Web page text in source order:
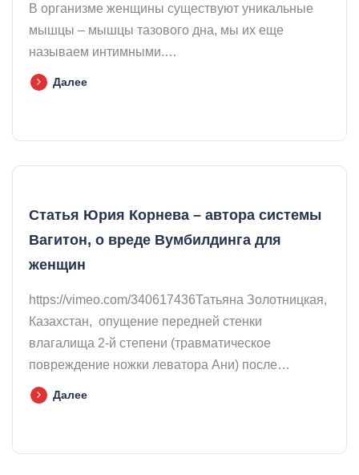
В организме женщины существуют уникальные
мышцы – мышцы тазового дна, мы их еще
называем интимными.…
Далее
Статья Юрия Корнева – автора системы
Вагитон, о вреде Вумбилдинга для
женщин
https://vimeo.com/340617436Татьяна Золотницкая,
Казахстан, опущение передней стенки
влагалища 2-й степени (травматическое
повреждение ножки леватора Ани) после…
Далее